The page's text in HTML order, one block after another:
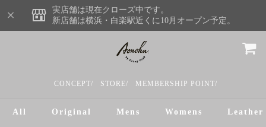
実店舗は現在クローズ中です。
新店舗は横浜・白楽駅近くに10月オープン予定。
CONCEPT/ STORE/ MEMBERSHIP POINT/
All Original Mens Womens Leather